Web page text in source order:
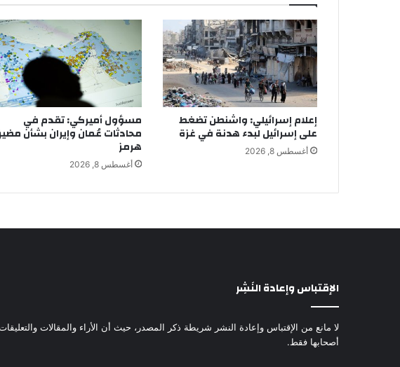
إعلام إسرائيلي: واشنطن تضغط
على إسرائيل لبدء هدنة في غزة
أغسطس 8, 2026
مسؤول أميركي: تقدم في
محادثات عُمان وإيران بشأن
هرمز
أغسطس 8, 2026
الإقتباس وإعادة النَشِر
لا مانع من الإقتباس وإعادة النشر شريطة ذكر المصدر، حيث أن الأراء والمقالات
أصحابها فقط.